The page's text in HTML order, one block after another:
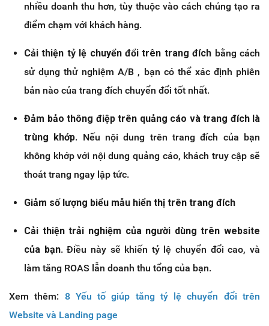
nhiều doanh thu hơn, tùy thuộc vào cách chúng tạo ra
điểm chạm với khách hàng.
Cải thiện tỷ lệ chuyển đổi trên trang đích bằng cách
sử dụng thử nghiệm A/B , bạn có thể xác định phiên
bản nào của trang đích chuyển đổi tốt nhất.
Đảm bảo thông điệp trên quảng cáo và trang đích là
trùng khớp. Nếu nội dung trên trang đích của bạn
không khớp với nội dung quảng cáo, khách truy cập sẽ
thoát trang ngay lập tức.
Giảm số lượng biểu mẫu hiển thị trên trang đích
Cải thiện trải nghiệm của người dùng trên website
của bạn. Điều này sẽ khiến tỷ lệ chuyển đổi cao, và
làm tăng ROAS lẫn doanh thu tổng của bạn.
Xem thêm: 8 Yếu tố giúp tăng tỷ lệ chuyển đổi trên
Website và Landing page